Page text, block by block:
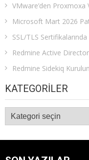
VMware’den
Microsoft Mart 2026
SSL/TLS
Redmine Active
Redmine Sidekiq
KATEGORILER
Kategoriler